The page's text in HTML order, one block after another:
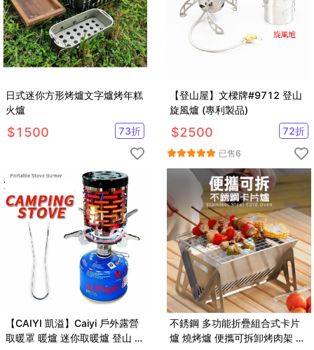
日式迷你方形烤爐文字爐烤年糕
火爐
$1500 73折
【登山屋】文樑牌#9712 登山
旋風爐 (專利製品)
$2500 72折
已售6
【CAIYI 凱溢】Caiyi 戶外露營
取暖罩 暖爐 迷你取暖爐 登山 露
不銹鋼 多功能折疊組合式卡片
爐 燒烤爐 便攜可拆卸烤肉架 木